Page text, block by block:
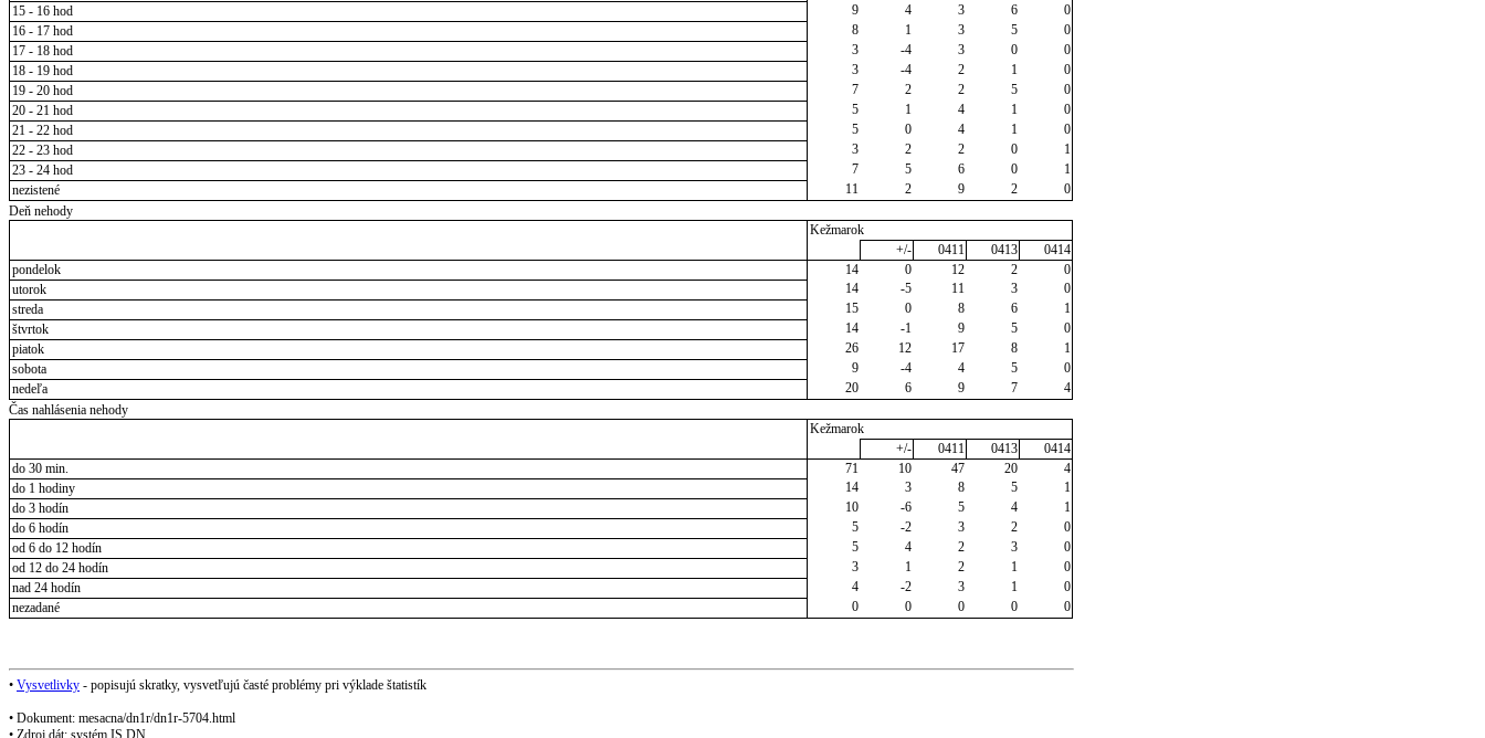
15 - 16 hod
9 4 3 6
0
16 - 17 hod
8 1 3 5
0
17 - 18 hod
3 -4 3 0
0
18 - 19 hod
3 -4 2 1
0
19 - 20 hod
7 2 2 5
0
20 - 21 hod
5 1 4 1
0
21 - 22 hod
5 0 4 1
0
22 - 23 hod
3 2 2 0
1
23 - 24 hod
7 5 6 0
1
nezistené
11 2 9 2
0
Deň nehody
Kežmarok
+/-
0411 0413
0414
pondelok
14 0 12 2
0
utorok
14 -5 11 3
0
streda
15 0 8 6
1
štvrtok
14 -1 9 5
0
piatok
26 12 17 8
1
sobota
9 -4 4 5
0
nedeľa
20 6 9 7
4
Čas nahlásenia nehody
Kežmarok
+/-
0411 0413
0414
do 30 min.
71 10 47 20
4
do 1 hodiny
14 3 8 5
1
do 3 hodín
10 -6 5 4
1
do 6 hodín
5 -2 3 2
0
od 6 do 12 hodín
5 4 2 3
0
od 12 do 24 hodín
3 1 2 1
0
nad 24 hodín
4 -2 3 1
0
nezadané
0 0 0 0 0
• Vysvetlivky - popisujú skratky, vysvetľujú časté problémy pri výklade štatistík
• Dokument: mesacna/dn1r/dn1r-5704.html
• Zdroj dát: systém IS DN